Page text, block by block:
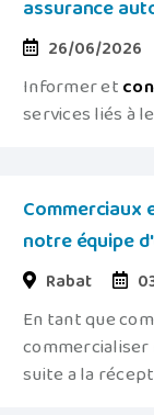
assurance
26/06/2026
Informer et
services liés à
Commerciaux
notre équipe
Rabat
En tant que
suite a la